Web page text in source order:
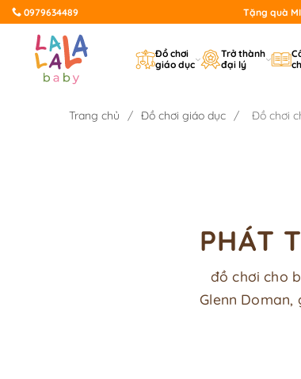
Bỏ
qua
0979634489 Tặng quà
Đồ chơi
giáo dục
Trở thành
đại lý
Trang chủ / Đồ chơi giáo dục / Đồ chơi
PHÁT
đồ chơi cho
Glenn